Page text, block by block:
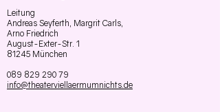
Leitung
Andreas Seyferth, Margrit Carls,
Arno Friedrich
August-Exter-Str. 1
81245 München
089 829 290 79
info@theaterviellaermumnichts.de